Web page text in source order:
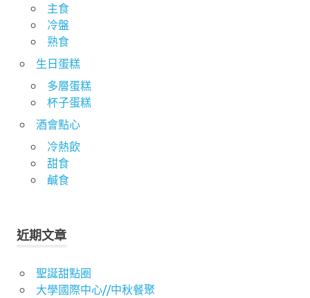
主食
冷盤
熟食
生日蛋糕
多層蛋糕
杯子蛋糕
酒會點心
冷熱飲
甜食
鹹食
近期文章
聖誕甜點圈
大學國際中心//中秋餐聚